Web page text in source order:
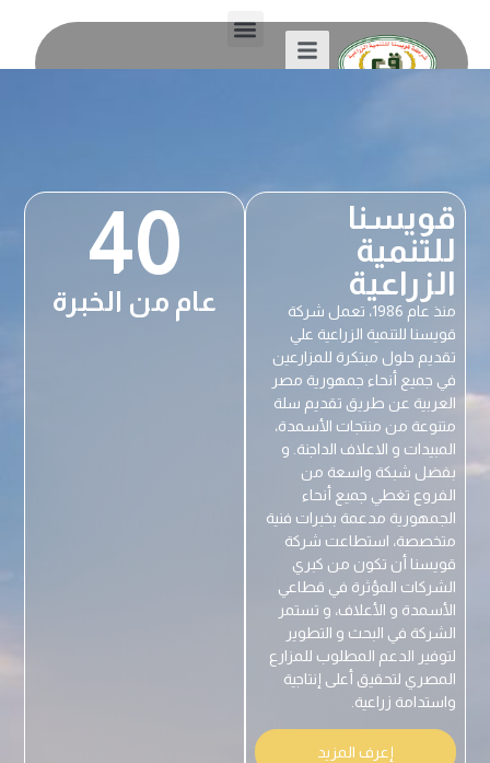
40
عام من الخبرة
قويسنا
للتنمية
الزراعية
منذ عام 1986، تعمل شركة
قويسنا للتنمية الزراعية علي
تقديم حلول مبتكرة للمزارعين
في جميع أنحاء جمهورية مصر
العربية عن طريق تقديم سلة
متنوعة من منتجات الأسمدة،
المبيدات و الاعلاف الداجنة. و
بفضل شبكة واسعة من
الفروع تغطي جميع أنحاء
الجمهورية مدعمة بخبرات فنية
متخصصة، استطاعت شركة
قويسنا أن تكون من كبري
الشركات المؤثرة في قطاعي
الأسمدة و الأعلاف، و تستمر
الشركة في البحث و التطوير
لتوفير الدعم المطلوب للمزارع
المصري لتحقيق أعلى إنتاجية
واستدامة زراعية.
إعرف المزيد